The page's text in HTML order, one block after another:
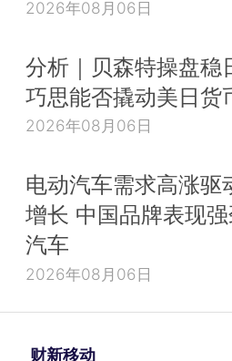
2026年08月06日
分析｜贝森特操盘稳
巧思能否撬动美日货
2026年08月06日
电动汽车需求高涨驱
增长 中国品牌表现强
汽车
2026年08月06日
财新移动